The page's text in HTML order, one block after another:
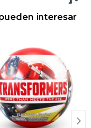
interesar